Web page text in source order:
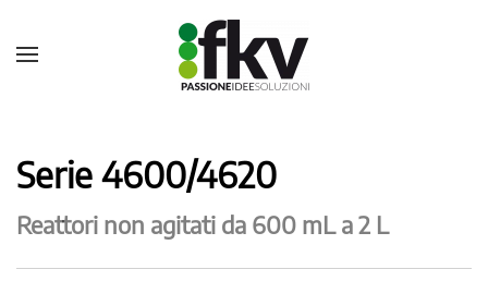
Serie 4600/4620
Reattori non agitati da 600 mL a 2 L